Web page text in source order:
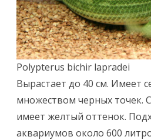
Polypterus bichir lapradei
Вырастает до 40 см. Имеет
множеством черных точек.
имеет желтый оттенок.
аквариумов около 600